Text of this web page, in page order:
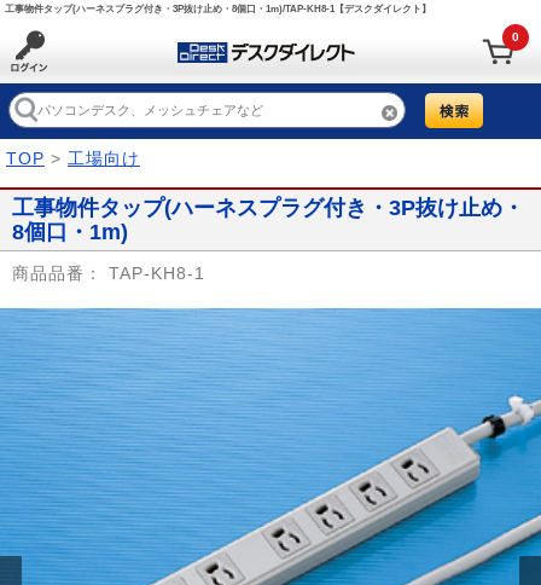
工事物件タップ(ハーネスプラグ付き・3P抜け止め・8個口・1m)/TAP-KH8-1【デスクダイレクト】
0
TOP > 工場向け
工事物件タップ(ハーネスプラグ付き・3P抜け止め・
8個口・1m)
商品品番： TAP-KH8-1
Prev